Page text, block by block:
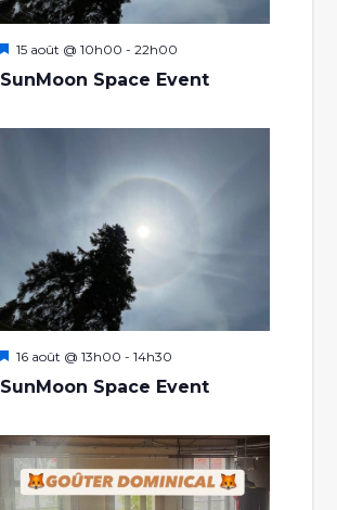
SunMoon Space Event
Mis
avant
15 août @ 10h00 - 22h00
SunMoon Space Event
Mis
avant
16 août @ 13h00 - 14h30